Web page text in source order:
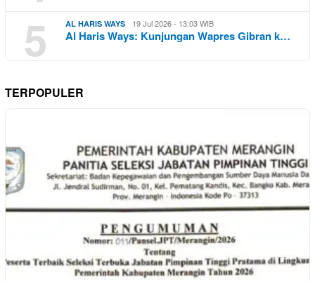
5
AL HARIS WAYS 19 Jul 2026 - 13:03 WIB
Al Haris Ways: Kunjungan Wapres Gibran k…
TERPOPULER